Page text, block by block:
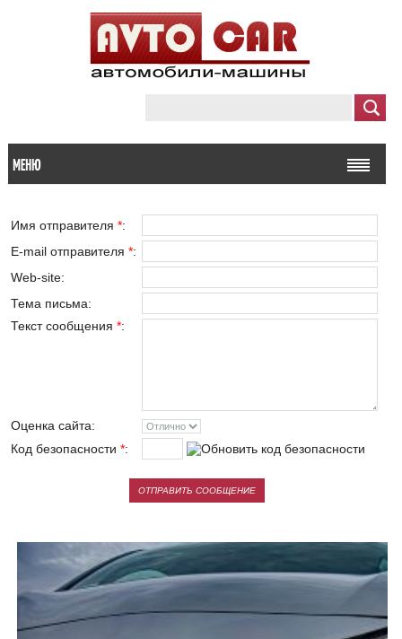
МЕНЮ
Имя отправителя*:
E-mail отправителя*:
Web-site:
Тема письма:
Текст сообщения*:
Оценка сайта:
Код безопасности*: